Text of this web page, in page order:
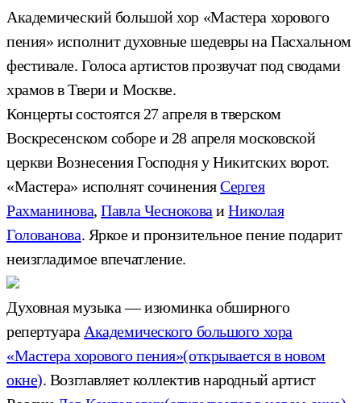
Академический большой хор «Мастера хорового
пения» исполнит духовные шедевры на Пасхальном
фестивале. Голоса артистов прозвучат под сводами
храмов в Твери и Москве.
Концерты состоятся 27 апреля в тверском
Воскресенском соборе и 28 апреля московской
церкви Вознесения Господня у Никитских ворот.
«Мастера» исполнят сочиненияСергея
Рахманинова,Павла Чеснокова иНиколая
Голованова. Яркое и пронзительное пение подарит
неизгладимое впечатление.
Духовная музыка — изюминка обширного
репертуара Академического большого хора
«Мастера хорового пения»(открывается в новом
окне). Возглавляет коллектив народный артист